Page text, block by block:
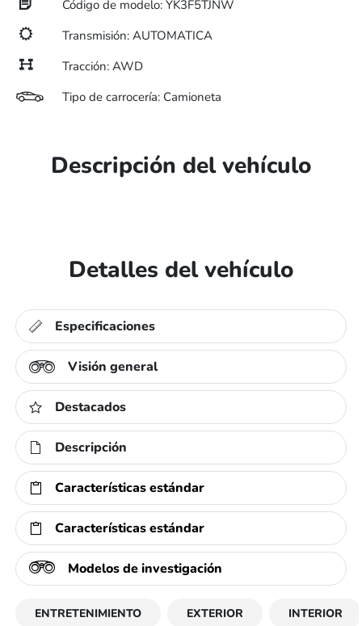
Código de modelo: YK3F5TJNW
Transmisión: AUTOMATICA
Tracción: AWD
Tipo de carrocería: Camioneta
Descripción del vehículo
Detalles del vehículo
Especificaciones
Visión general
Destacados
Descripción
Características estándar
Características estándar
Modelos de investigación
ENTRETENIMIENTO EXTERIOR INTERIOR